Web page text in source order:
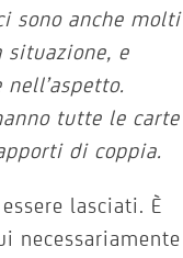
sono anche molti
situazione, e
tutte le carte
di coppia.
lasciati. È
necessariamente